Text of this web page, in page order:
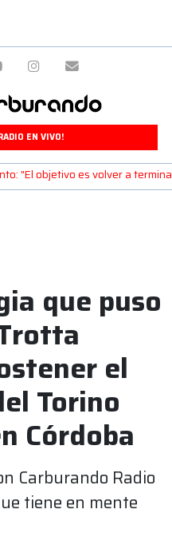
EN VIVO!
"El objetivo es volver a
que puso
el
Torino
Córdoba
Carburando Radio
tiene en mente